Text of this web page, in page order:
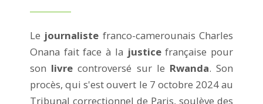
Le journaliste franco-camerounais Charles
Onana fait face à la justicefrançaise pour
son livre controversé sur le Rwanda. Son
procès, qui s'est ouvert le 7 octobre 2024 au
Tribunal correctionnel de Paris, soulève des